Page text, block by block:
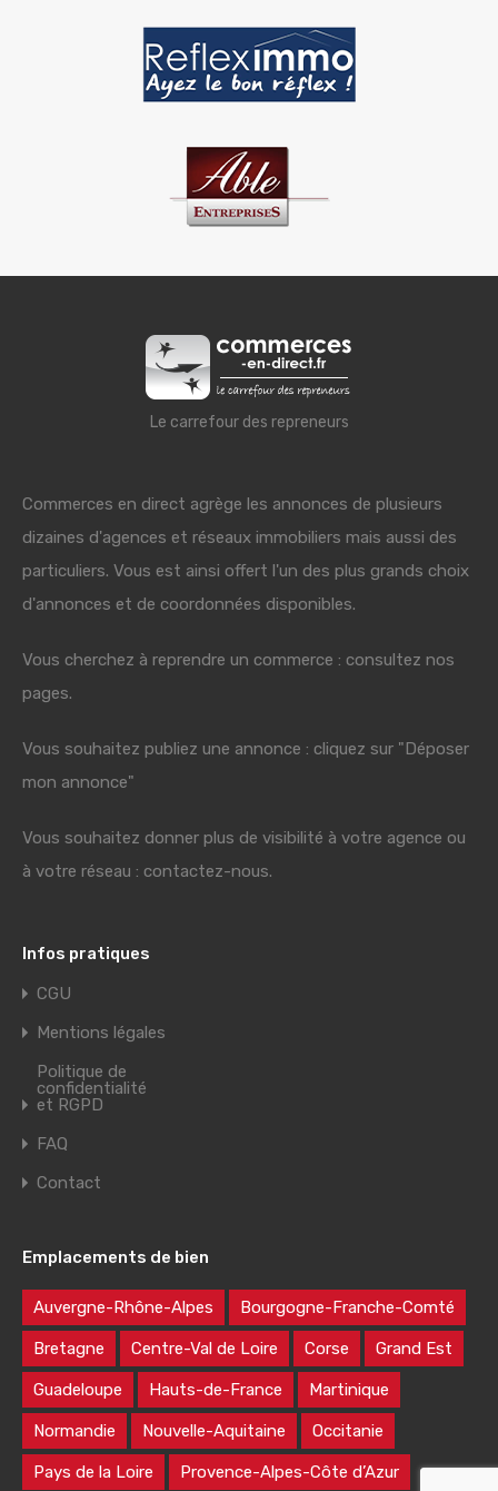
Le carrefour des repreneurs
Commerces en direct agrège les annonces de plusieurs
dizaines d'agences et réseaux immobiliers mais aussi des
particuliers. Vous est ainsi offert l'un des plus grands choix
d'annonces et de coordonnées disponibles.
Vous cherchez à reprendre un commerce : consultez nos
pages.
Vous souhaitez publiez une annonce : cliquez sur "Déposer
mon annonce"
Vous souhaitez donner plus de visibilité à votre agence ou
à votre réseau : contactez-nous.
Infos pratiques
CGU
Mentions légales
Politique de
confidentialité
et RGPD
FAQ
Contact
Emplacements de bien
Auvergne-Rhône-Alpes Bourgogne-Franche-Comté
Bretagne Centre-Val de Loire Corse Grand Est
Guadeloupe Hauts-de-France Martinique
Normandie Nouvelle-Aquitaine Occitanie
Pays de la Loire Provence-Alpes-Côte d’Azur